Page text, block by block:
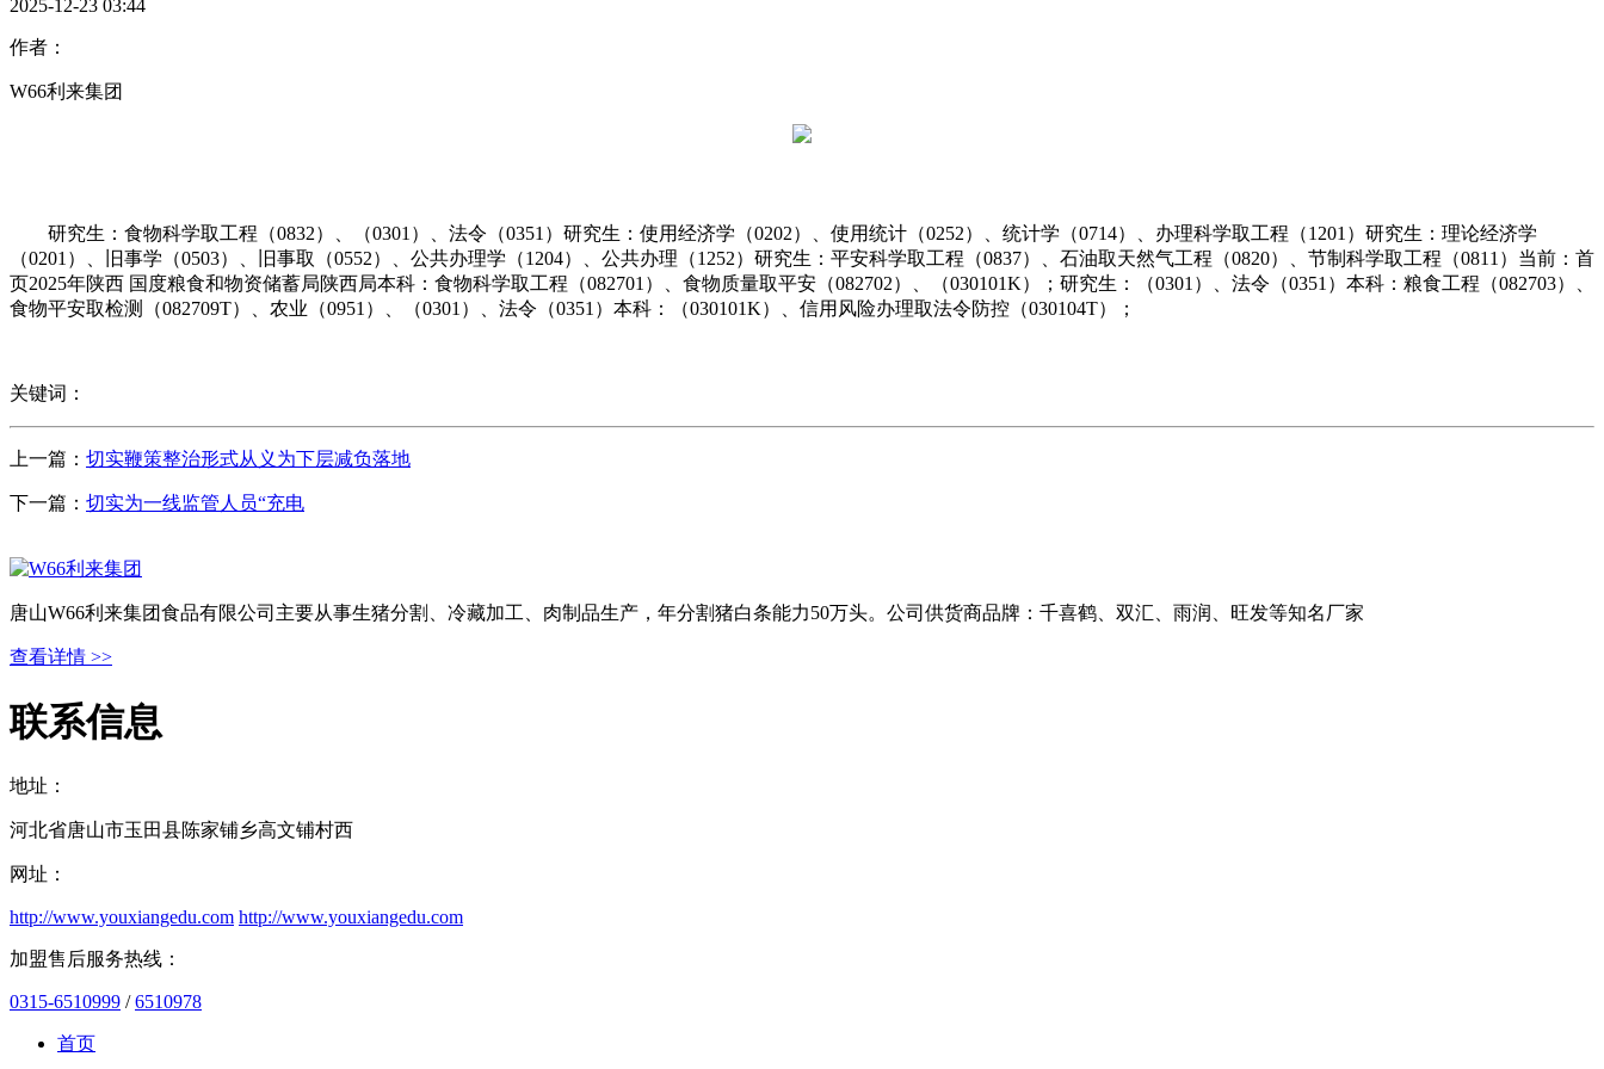
2025-12-23 03:44
作者：
W66利来集团
研究生：食物科学取工程（0832）、（0301）、法令（0351）研究生：使用经济学（0202）、使用统计（0252）、统计学（0714）、办理科学取工程（1201）研究生：理论经济学
（0201）、旧事学（0503）、旧事取（0552）、公共办理学（1204）、公共办理（1252）研究生：平安科学取工程（0837）、石油取天然气工程（0820）、节制科学取工程（0811）当前：首
页2025年陕西 国度粮食和物资储蓄局陕西局本科：食物科学取工程（082701）、食物质量取平安（082702）、（030101K）；研究生：（0301）、法令（0351）本科：粮食工程（082703）、
食物平安取检测（082709T）、农业（0951）、（0301）、法令（0351）本科：（030101K）、信用风险办理取法令防控（030104T）；
关键词：
上一篇： 切实鞭策整治形式从义为下层减负落地
下一篇： 切实为一线监管人员“充电
唐山W66利来集团食品有限公司主要从事生猪分割、冷藏加工、肉制品生产，年分割猪白条能力50万头。公司供货商品牌：千喜鹤、双汇、雨润、旺发等知名厂家
查看详情 >>
联系信息
地址：
河北省唐山市玉田县陈家铺乡高文铺村西
网址：
http://www.youxiangedu.com http://www.youxiangedu.com
加盟售后服务热线：
0315-6510999 /6510978
首页